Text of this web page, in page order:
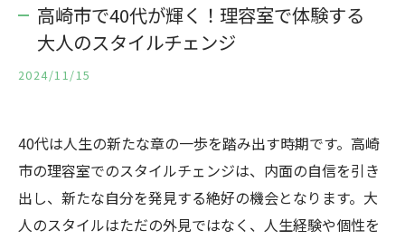
高崎市で40代が輝く！理容室で体験する
大人のスタイルチェンジ
2024/11/15
40代は人生の新たな章の一歩を踏み出す時期です。高崎
市の理容室でのスタイルチェンジは、内面の自信を引き
出し、新たな自分を発見する絶好の機会となります。大
人のスタイルはただの外見ではなく、人生経験や個性を